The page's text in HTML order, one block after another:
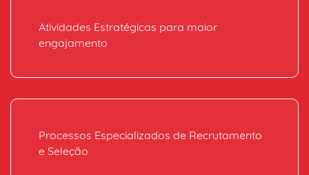
Atividades Estratégicas para maior
engajamento
Processos Especializados de Recrutamento
e Seleção